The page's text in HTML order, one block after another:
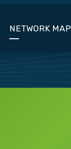
NETWORK MAP